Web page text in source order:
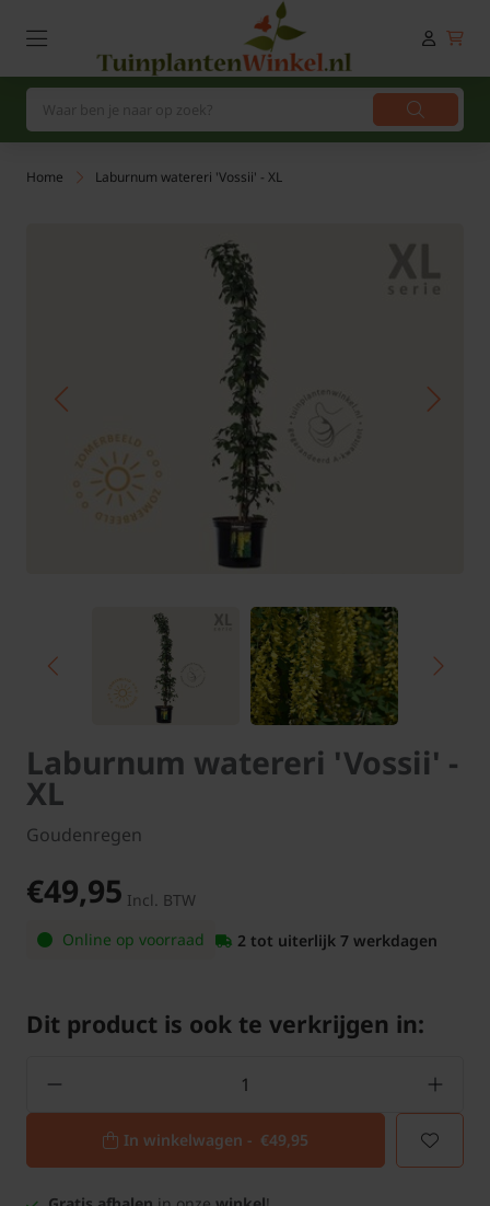
Home Laburnum watereri 'Vossii' - XL
Laburnum watereri 'Vossii' -
XL
Goudenregen
€49,95 Incl. BTW
Online op voorraad
2 tot uiterlijk 7 werkdagen
Dit product is ook te verkrijgen in:
In winkelwagen - €49,95